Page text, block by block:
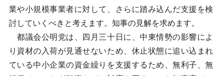
業や小規模事業者に対して、さらに踏み込んだ支援を検
討していくべきと考えます。知事の見解を求めます。
都議会公明党は、四月三十日に、中東情勢の影響によ
り資材の入荷が見通せないため、休止状態に追い込まれ
ている中小企業の資金繰りを支援するため、無利子、無